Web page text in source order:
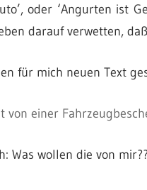
oder ‘Angurten ist
darauf verwetten,
für mich neuen Text
von einer
Was wollen die von